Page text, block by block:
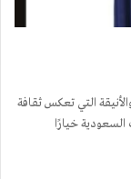
التي تعكس ثقافة
السعودية خيارًا